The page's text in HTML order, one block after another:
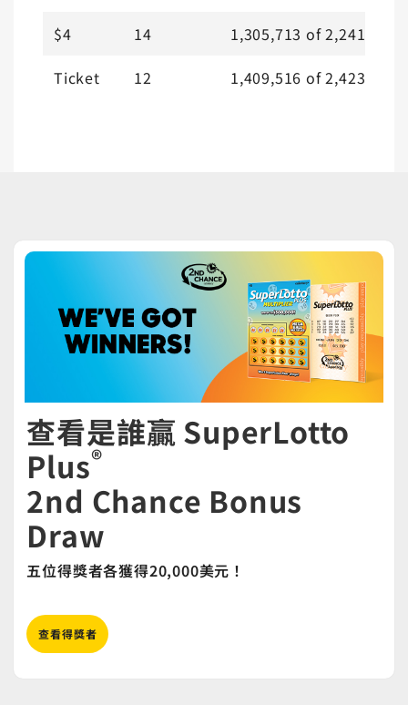
$4
14 1,305,713of2,241,603
Ticket
12 1,409,516of2,423,256
查看是誰贏 SuperLotto
Plus®
2nd Chance Bonus
Draw
五位得獎者各獲得20,000美元！
查看得獎者